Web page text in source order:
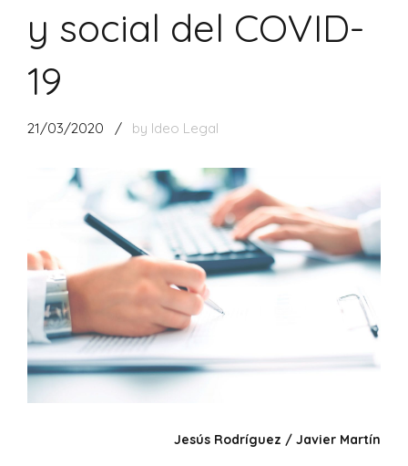
y social del COVID-
19
21/03/2020 by Ideo Legal
Jesús Rodríguez / Javier Martín